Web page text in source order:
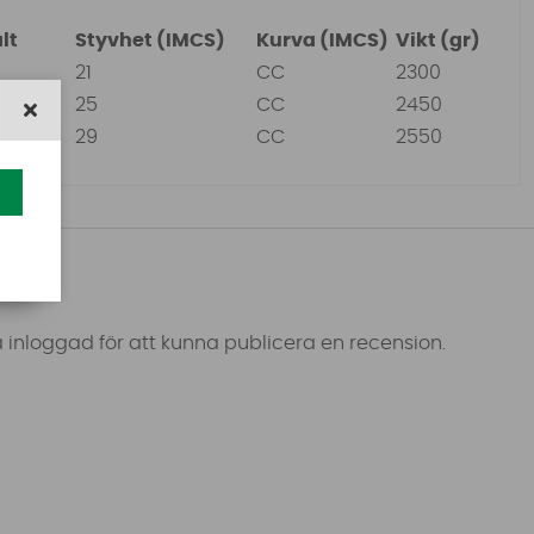
Styvhet (IMCS) Kurva (IMCS) Vikt (gr)
21 CC
2300
25 CC
2450
29 CC 2550
för att kunna publicera en recension.